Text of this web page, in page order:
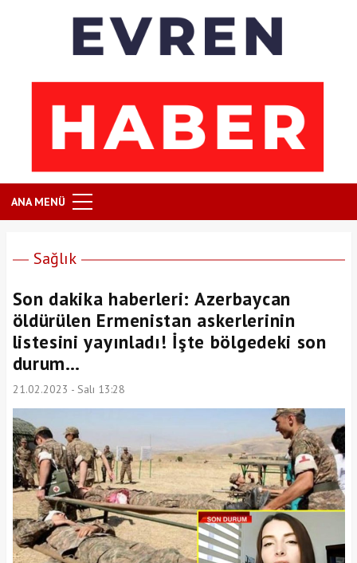
ANA MENÜ
Sağlık
Son dakika haberleri: Azerbaycan
öldürülen Ermenistan askerlerinin
listesini yayınladı! İşte bölgedeki son
durum…
21.02.2023 - Salı 13:28